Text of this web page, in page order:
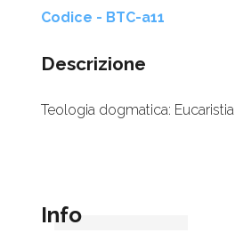
Codice - BTC-a11
Descrizione
Teologia dogmatica: Eucaristia
Info